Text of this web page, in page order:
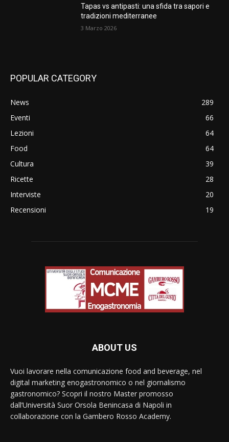
Tapas vs antipasti: una sfida tra sapori e
tradizioni mediterranee
3 Marzo 2026
POPULAR CATEGORY
News
289
Eventi
66
Lezioni
64
Food
64
Cultura
39
Ricette
28
Interviste
20
Recensioni
19
ABOUT US
Vuoi lavorare nella comunicazione food and beverage, nel
digital marketing enogastronomico o nel giornalismo
gastronomico? Scopri il nostro Master promosso
dall’Università Suor Orsola Benincasa di Napoli in
collaborazione con la Gambero Rosso Academy.